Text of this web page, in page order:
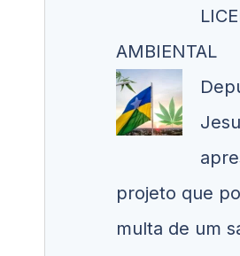
AMBIENTAL
projeto que
multa de um